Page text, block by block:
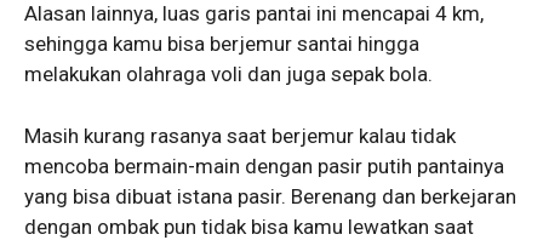
Alasan lainnya, luas garis pantai ini mencapai 4 km,
sehingga kamu bisa berjemur santai hingga
melakukan olahraga voli dan juga sepak bola.
Masih kurang rasanya saat berjemur kalau tidak
mencoba bermain-main dengan pasir putih pantainya
yang bisa dibuat istana pasir. Berenang dan berkejaran
dengan ombak pun tidak bisa kamu lewatkan saat